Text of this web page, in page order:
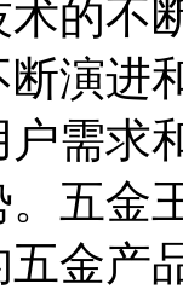
术的不
演进
需求
五金
五金产